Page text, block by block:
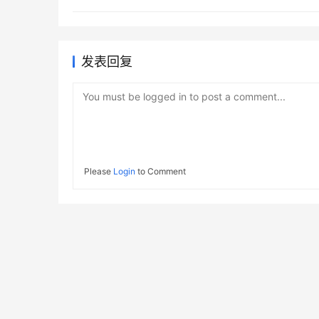
发表回复
You must be logged in to post a comment...
Please Login to Comment